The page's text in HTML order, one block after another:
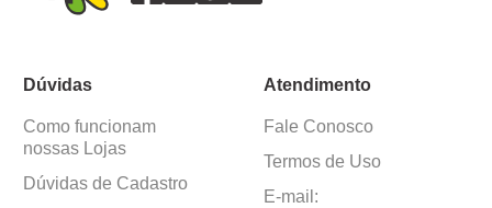
Dúvidas
Como funcionam
nossas Lojas
Dúvidas de Cadastro
Atendimento
Fale Conosco
Termos de Uso
E-mail: